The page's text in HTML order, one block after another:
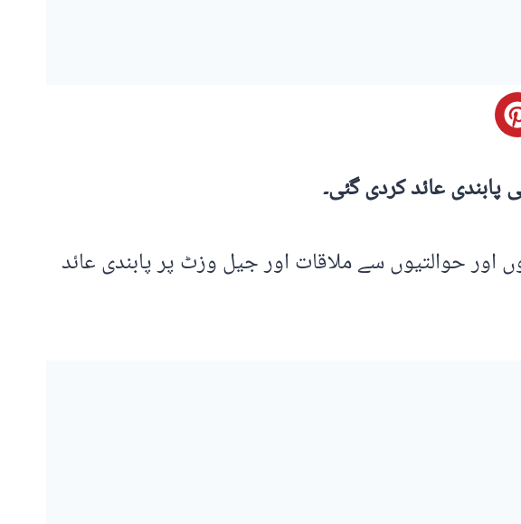
جات پنجاب کو 2 ہفتوں کے لیے قیدیوں اور حوالتیوں سے ملاقات اور جیل وزٹ پر پابندی عائد